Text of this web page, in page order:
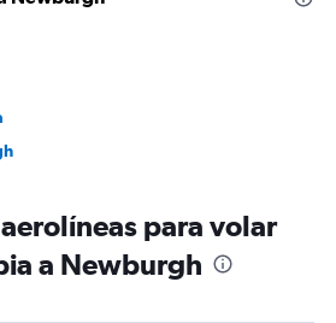
para volar
a Newburgh